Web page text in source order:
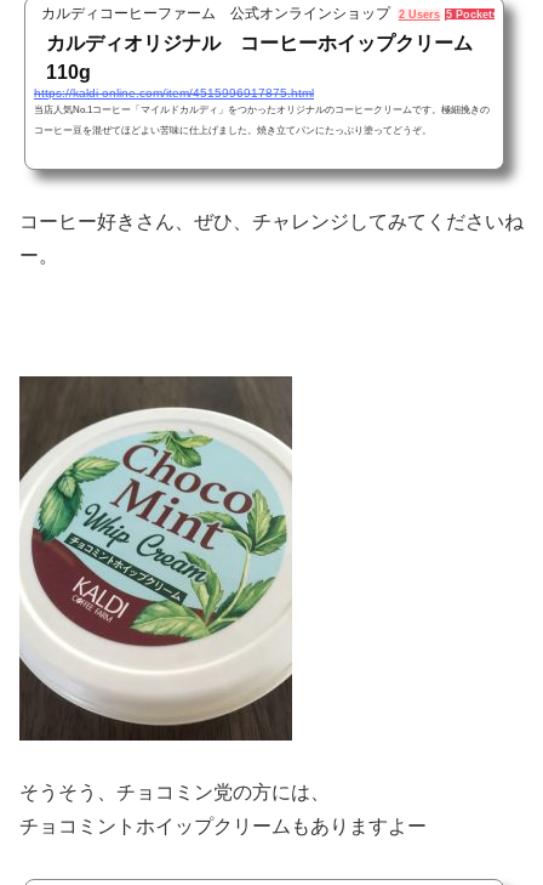
カルディコーヒーファーム 公式オンラインショップ 2 Users 5 Pockets
カルディオリジナル コーヒーホイップクリーム
110g
https://kaldi-online.com/item/4515996917875.html
当店人気No.1コーヒー「マイルドカルディ」をつかったオリジナルのコーヒークリームです。極細挽きの
コーヒー豆を混ぜてほどよい苦味に仕上げました。焼き立てパンにたっぷり塗ってどうぞ。
コーヒー好きさん、ぜひ、チャレンジしてみてくださいね
ー。
そうそう、チョコミン党の方には、
チョコミントホイップクリームもありますよー